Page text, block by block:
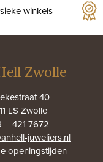
winkels
Zwolle
40
LS Zwolle
– 421 7672
juweliers.nl
openingstijden